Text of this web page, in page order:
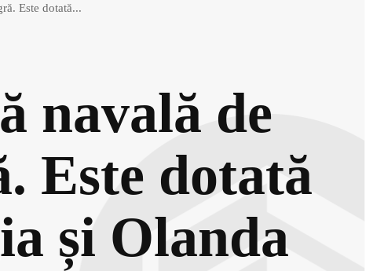
Este dotată...
navală de
Este dotată
și Olanda